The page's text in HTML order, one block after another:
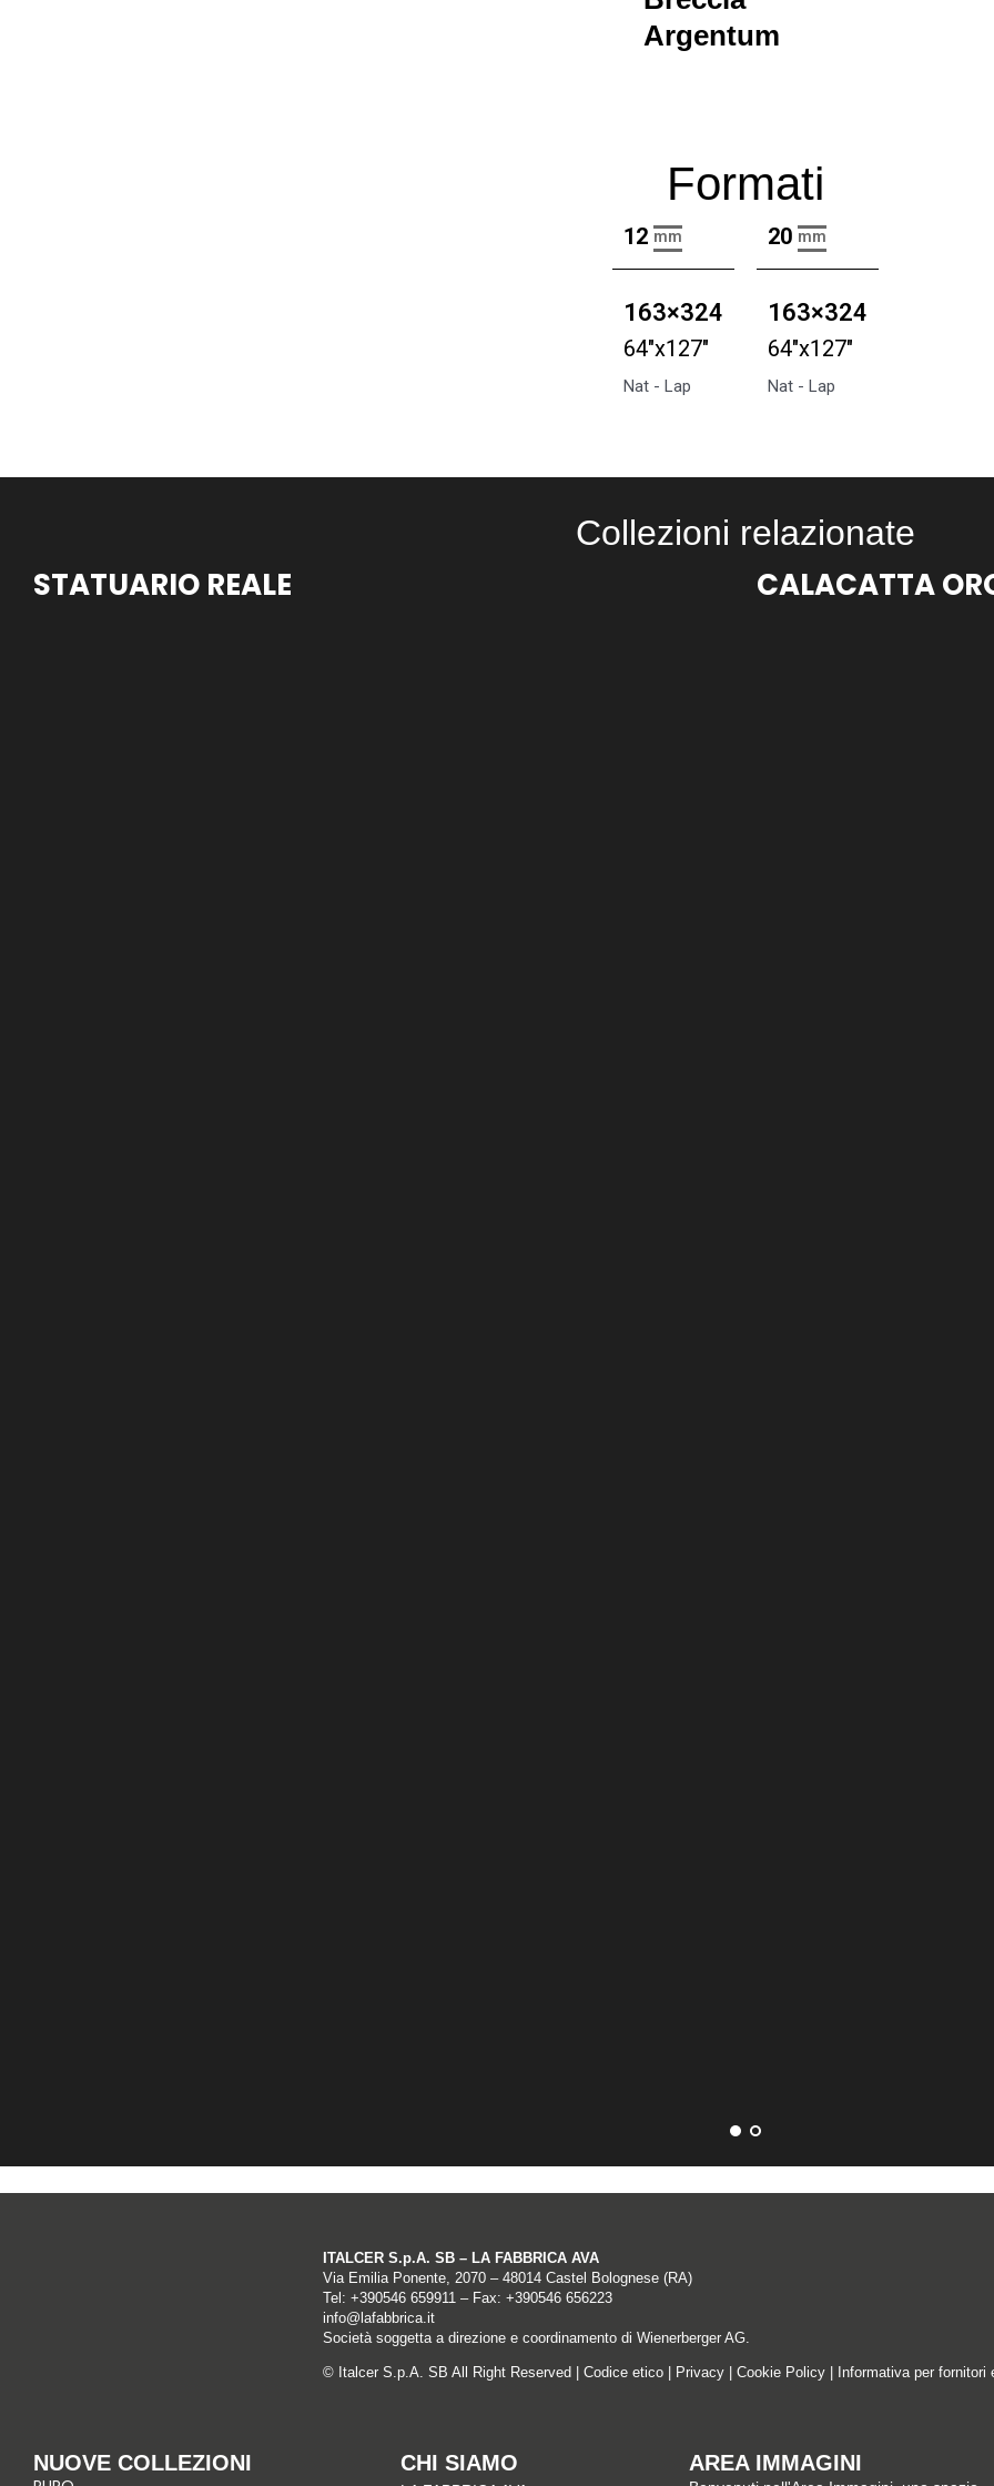
Argentum
Formati
12 mm
163×324
64"x127"
Nat - Lap
20 mm
163×324
64"x127"
Nat - Lap
Collezioni relazionate
STATUARIO REALE
CALACATTA
ITALCER S.p.A. SB – LA FABBRICA AVA
Via Emilia Ponente, 2070 – 48014 Castel Bolognese (RA)
Tel: +390546 659911– Fax: +390546 656223
info@lafabbrica.it
Società soggetta a direzione e coordinamento di Wienerberger AG.
© Italcer S.p.A. SB All Right Reserved | Codice etico| Privacy| Cookie Policy| Informativa per
NUOVE COLLEZIONI CHI SIAMO AREA IMMAGINI